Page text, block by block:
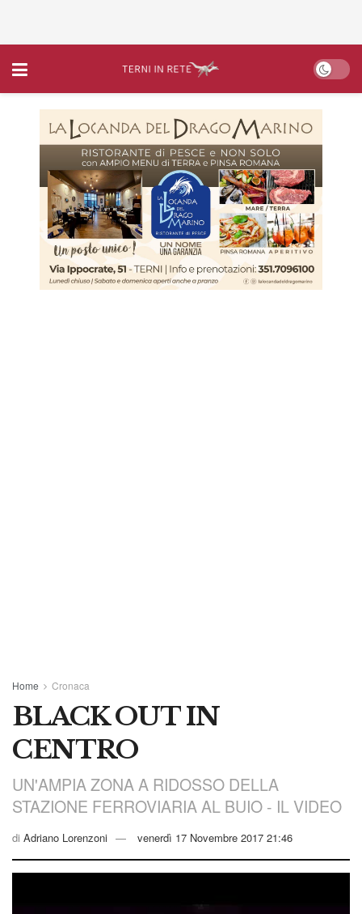
Home Cronaca
BLACK OUT IN
CENTRO
UN'AMPIA ZONA A RIDOSSO DELLA
STAZIONE FERROVIARIA AL BUIO - IL VIDEO
di Adriano Lorenzoni venerdì 17 Novembre 2017 21:46